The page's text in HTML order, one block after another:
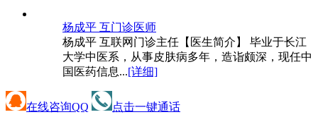
杨成平 互门诊医师
杨成平 互联网门诊主任【医生简介】 毕业于长江
大学中医系，从事皮肤病多年，造诣颇深，现任中
国医药信息...[详细]
在线咨询QQ 点击一键通话